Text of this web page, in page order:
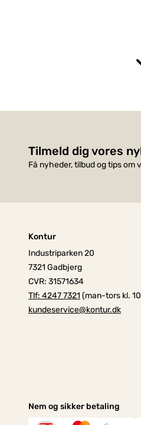
Tilmeld dig vores
Få nyheder, tilbud og tips om
Kontur
Industriparken 20
7321 Gadbjerg
CVR: 31571634
Tlf: 4247 7321 (man-tors kl.
kundeservice@kontur.dk
Nem og sikker betaling